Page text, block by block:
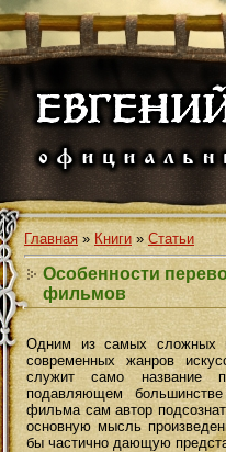
Главная » Книги»Статьи
Особенности
фильмов
Одним из самых сложных
современных жанров
служит само название
подавляющем
фильма сам автор
основную мысль
бы частично дающую